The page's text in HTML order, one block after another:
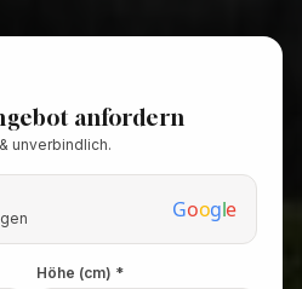
anfordern
unverbindlich.
Google
Höhe (cm) *